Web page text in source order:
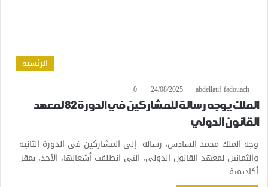
الرئسية
abdellatif fadouach
24/08/2025
0
الملك يوجه رسالة للمشاركين في الدورة82 لمعهد
القانون الدولي
وجه الملك محمد السادس، رسالة إلى المشاركين في الدورة الثانية
والثمانين لمعهد القانون الدولي، التي انطلقت أشغالها، الأحد، بمقر
أكاديمية…